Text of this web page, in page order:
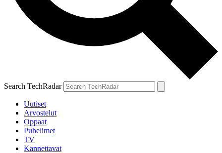
Search TechRadar
Uutiset
Arvostelut
Oppaat
Puhelimet
TV
Kannettavat